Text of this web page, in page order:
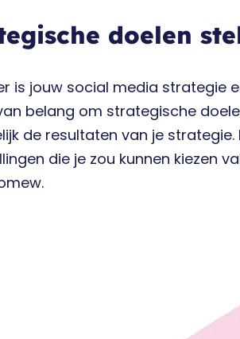
doelen
is jouw social media strategie
belang om strategische
de resultaten van je
die je zou kunnen kiezen